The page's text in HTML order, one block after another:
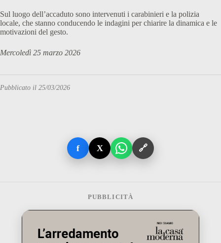
Sul luogo dell’accaduto sono intervenuti i carabinieri e la polizia
locale, che stanno conducendo le indagini per chiarire la dinamica e le
motivazioni del gesto.
Mercoledì 25 marzo 2026
Pubblicato il 25/03/2026
f X 🔗
PUBBLICITÀ